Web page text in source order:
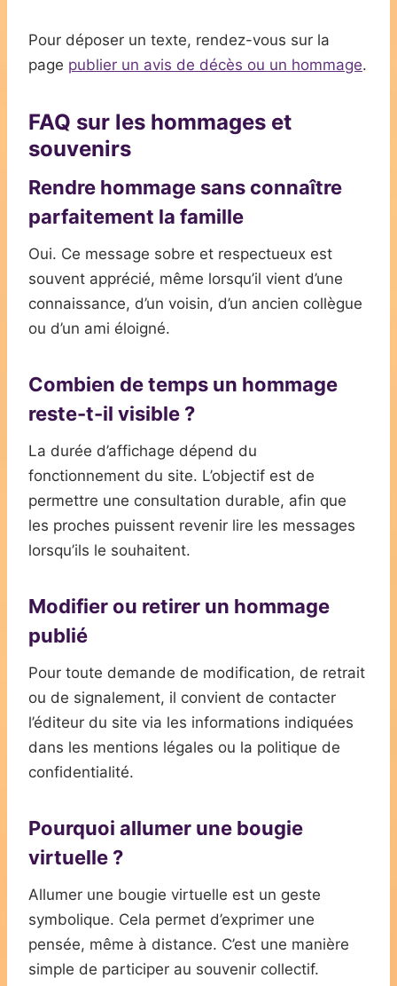
Pour déposer un texte, rendez-vous sur la
page publier un avis de décès ou un hommage.
FAQ sur les hommages et
souvenirs
Rendre hommage sans connaître
parfaitement la famille
Oui. Ce message sobre et respectueux est
souvent apprécié, même lorsqu’il vient d’une
connaissance, d’un voisin, d’un ancien collègue
ou d’un ami éloigné.
Combien de temps un hommage
reste-t-il visible ?
La durée d’affichage dépend du
fonctionnement du site. L’objectif est de
permettre une consultation durable, afin que
les proches puissent revenir lire les messages
lorsqu’ils le souhaitent.
Modifier ou retirer un hommage
publié
Pour toute demande de modification, de retrait
ou de signalement, il convient de contacter
l’éditeur du site via les informations indiquées
dans les mentions légales ou la politique de
confidentialité.
Pourquoi allumer une bougie
virtuelle ?
Allumer une bougie virtuelle est un geste
symbolique. Cela permet d’exprimer une
pensée, même à distance. C’est une manière
simple de participer au souvenir collectif.